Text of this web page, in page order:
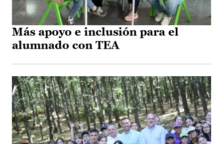
Más apoyo e inclusión para el
alumnado con TEA